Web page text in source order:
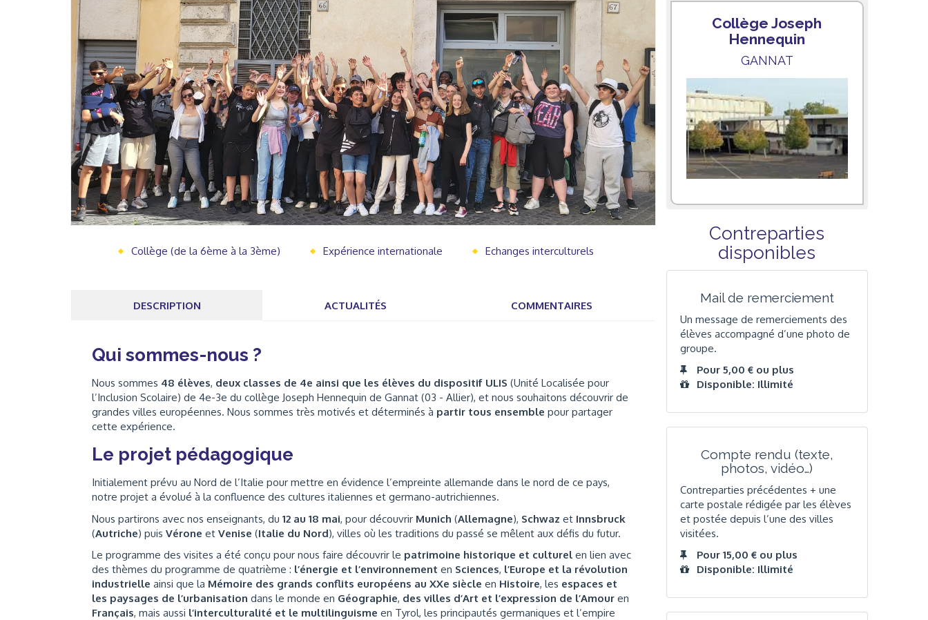
Collège (de la 6ème à la 3ème) Expérience internationale Echanges interculturels
DESCRIPTION ACTUALITÉS COMMENTAIRES
Qui sommes-nous ?
Nous sommes 48 élèves, deux classes de 4e ainsi que les élèves du dispositif ULIS (Unité Localisée pour
l’Inclusion Scolaire) de 4e-3e du collège Joseph Hennequin de Gannat (03 - Allier), et nous souhaitons découvrir de
grandes villes européennes. Nous sommes très motivés et déterminés à partir tous ensemble pour partager
cette expérience.
Le projet pédagogique
Initialement prévu au Nord de l’Italie pour mettre en évidence l’empreinte allemande dans le nord de ce pays,
notre projet a évolué à la confluence des cultures italiennes et germano-autrichiennes.
Nous partirons avec nos enseignants, du 12 au 18 mai, pour découvrir Munich (Allemagne), Schwaz et Innsbruck
(Autriche) puis Vérone et Venise (Italie du Nord), villes où les traditions du passé se mêlent aux défis du futur.
Le programme des visites a été conçu pour nous faire découvrir le patrimoine historique et culturel en lien avec
des thèmes du programme de quatrième : l’énergie et l’environnement en Sciences, l’Europe et la révolution
industrielle ainsi que la Mémoire des grands conflits européens au XXe siècle en Histoire, les espaces et
les paysages de l’urbanisation dans le monde en Géographie, des villes d’Art et l’expression de l’Amour en
Français, mais aussi l’interculturalité et le multilinguisme en Tyrol, les principautés germaniques et l’empire
Collège Joseph
Hennequin
GANNAT
Contreparties
disponibles
Mail de remerciement
Un message de remerciements des
élèves accompagné d’une photo de
groupe.
Pour 5,00 € ou plus
Disponible: Illimité
Compte rendu (texte,
photos, vidéo…)
Contreparties précédentes + une
carte postale rédigée par les élèves
et postée depuis l’une des villes
visitées.
Pour 15,00 € ou plus
Disponible: Illimité